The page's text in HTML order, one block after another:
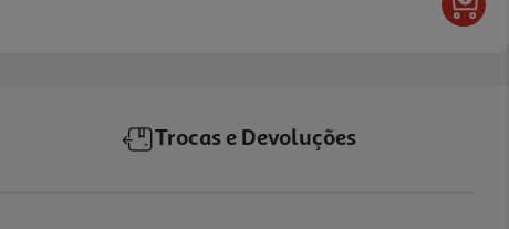
Trocas e Devoluções